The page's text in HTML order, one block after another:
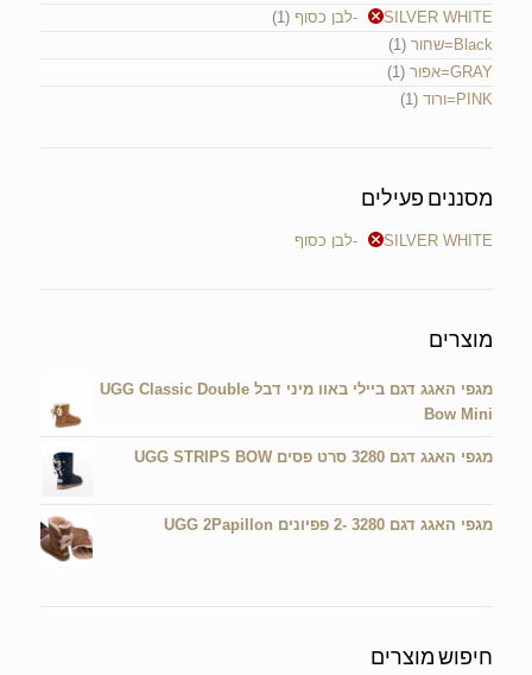
SILVER WHITE-לבן כסוף
(1)
Black=שחור
(1)
GRAY=אפור
(1)
PINK=ורוד
(1)
מסננים פעילים
SILVER WHITE-לבן כסוף
מוצרים
מגפי האגג דגם ביילי באוו מיני דבל UGG Classic Double
Bow Mini
מגפי האגג דגם 3280 סרט פסים UGG STRIPS BOW
מגפי האגג דגם 3280 -2 פפיונים UGG 2Papillon
חיפוש מוצרים